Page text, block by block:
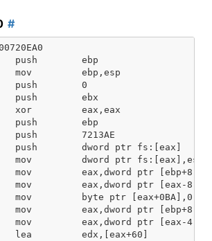
push        ebp
mov         ebp,esp
push        0
push        ebx
xor         eax,eax
push        ebp
push        7213AE
push        dword ptr fs:[eax]
mov         dword ptr fs:[eax],esp
mov         eax,dword ptr [ebp+8]
mov         eax,dword ptr [eax-8]
mov         byte ptr [eax+0BA],0
mov         eax,dword ptr [ebp+8]
mov         eax,dword ptr [eax-4]
lea         edx,[eax+60]